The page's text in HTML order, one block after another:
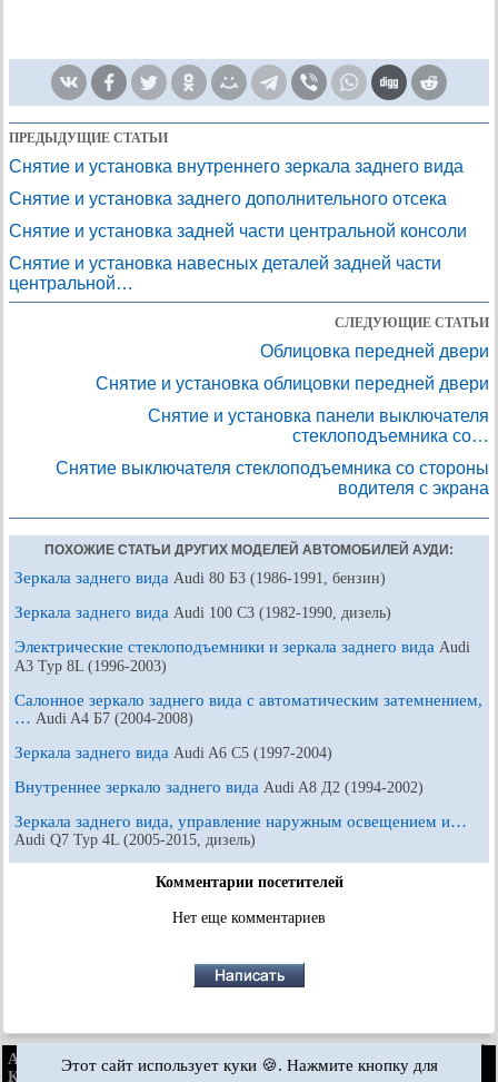
ПРЕДЫДУЩИЕ СТАТЬИ
Снятие и установка внутреннего зеркала заднего вида
Снятие и установка заднего дополнительного отсека
Снятие и установка задней части центральной консоли
Снятие и установка навесных деталей задней части
центральной…
СЛЕДУЮЩИЕ СТАТЬИ
Облицовка передней двери
Снятие и установка облицовки передней двери
Снятие и установка панели выключателя
стеклоподъемника со…
Снятие выключателя стеклоподъемника со стороны
водителя с экрана
ПОХОЖИЕ СТАТЬИ ДРУГИХ МОДЕЛЕЙ АВТОМОБИЛЕЙ АУДИ:
Зеркала заднего вида Audi 80 Б3 (1986-1991, бензин)
Зеркала заднего вида Audi 100 С3 (1982-1990, дизель)
Электрические стеклоподъемники и зеркала заднего вида Audi
A3 Typ 8L (1996-2003)
Салонное зеркало заднего вида с автоматическим затемнением,
… Audi A4 Б7 (2004-2008)
Зеркала заднего вида Audi A6 С5 (1997-2004)
Внутреннее зеркало заднего вида Audi A8 Д2 (1994-2002)
Зеркала заднего вида, управление наружным освещением и…
Audi Q7 Typ 4L (2005-2015, дизель)
Комментарии посетителей
Нет еще комментариев
AudiManual.ru © 2017-2026·Полная версия ·Обратная связь
Карта сайта
Поиск по сайту ·Новости и статьи
Этот сайт использует куки 🍪. Нажмите кнопку для